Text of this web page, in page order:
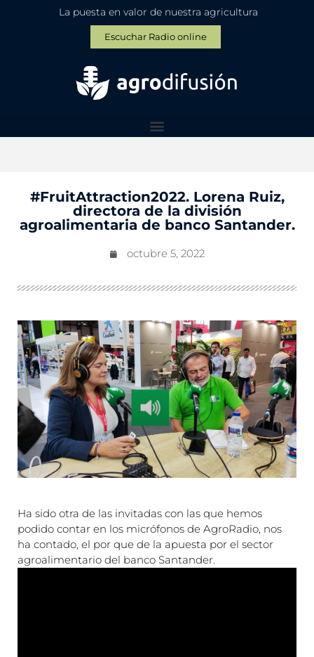
La puesta en valor de nuestra agricultura
Escuchar Radio online
#FruitAttraction2022. Lorena Ruiz,
directora de la división
agroalimentaria de banco Santander.
octubre 5, 2022
Ha sido otra de las invitadas con las que hemos
podido contar en los micrófonos de AgroRadio, nos
ha contado, el por que de la apuesta por el sector
agroalimentario del banco Santander.